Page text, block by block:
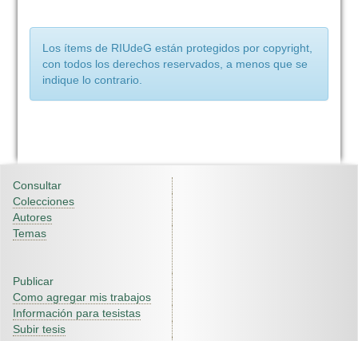
Los ítems de RIUdeG están protegidos por copyright,
con todos los derechos reservados, a menos que se
indique lo contrario.
Consultar
Colecciones
Autores
Temas
Publicar
Como agregar mis trabajos
Información para tesistas
Subir tesis